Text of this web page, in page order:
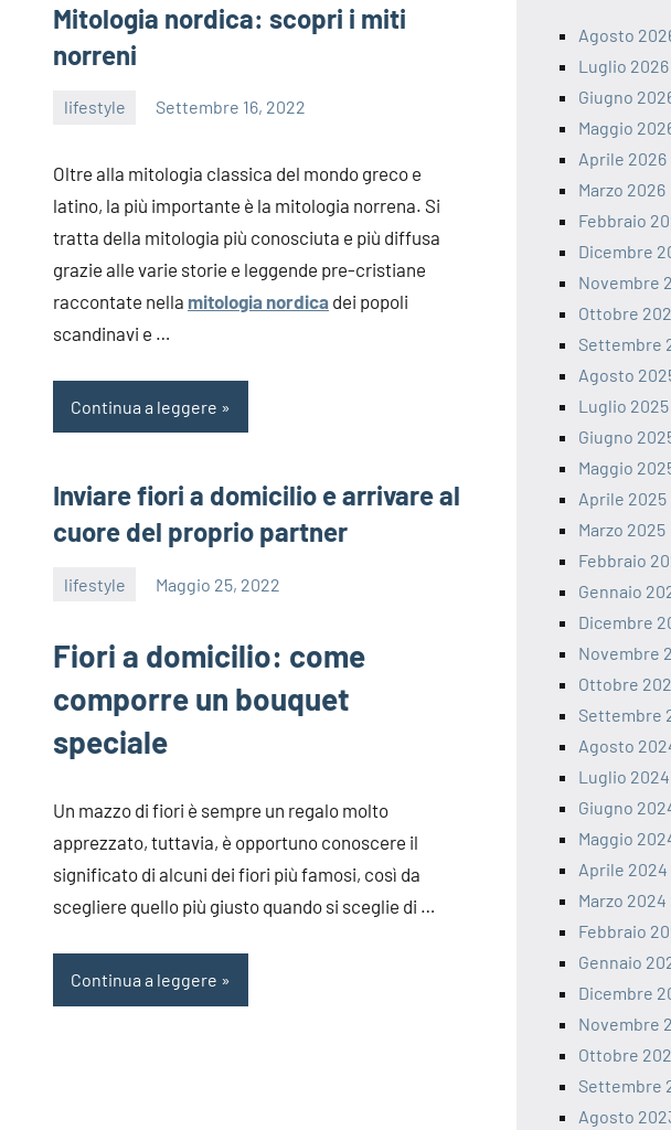
Mitologia nordica: scopri i miti
norreni
lifestyle Settembre 16, 2022
Oltre alla mitologia classica del mondo greco e
latino, la più importante è la mitologia norrena. Si
tratta della mitologia più conosciuta e più diffusa
grazie alle varie storie e leggende pre-cristiane
raccontate nella mitologia nordica dei popoli
scandinavi e …
Continua a leggere
Inviare fiori a domicilio e arrivare al
cuore del proprio partner
lifestyle Maggio 25, 2022
Fiori a domicilio: come
comporre un bouquet
speciale
Un mazzo di fiori è sempre un regalo molto
apprezzato, tuttavia, è opportuno conoscere il
significato di alcuni dei fiori più famosi, così da
scegliere quello più giusto quando si sceglie di …
Continua a leggere
Agosto
Luglio 2026
Giugno
Maggio
Aprile 2026
Marzo 2026
Febbraio
Dicembre
Novembre
Ottobre
Settembre
Agosto
Luglio 2025
Giugno
Maggio
Aprile 2025
Marzo 2025
Febbraio
Gennaio
Dicembre
Novembre
Ottobre
Settembre
Agosto
Luglio 2024
Giugno
Maggio
Aprile 2024
Marzo 2024
Febbraio
Gennaio
Dicembre
Novembre
Ottobre
Settembre
Agosto